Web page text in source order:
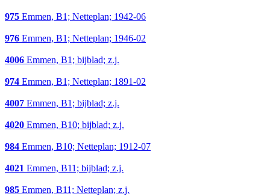
975 Emmen, B1; Netteplan; 1942-06
976 Emmen, B1; Netteplan; 1946-02
4006 Emmen, B1; bijblad; z.j.
974 Emmen, B1; Netteplan; 1891-02
4007 Emmen, B1; bijblad; z.j.
4020 Emmen, B10; bijblad; z.j.
984 Emmen, B10; Netteplan; 1912-07
4021 Emmen, B11; bijblad; z.j.
985 Emmen, B11; Netteplan; z.j.